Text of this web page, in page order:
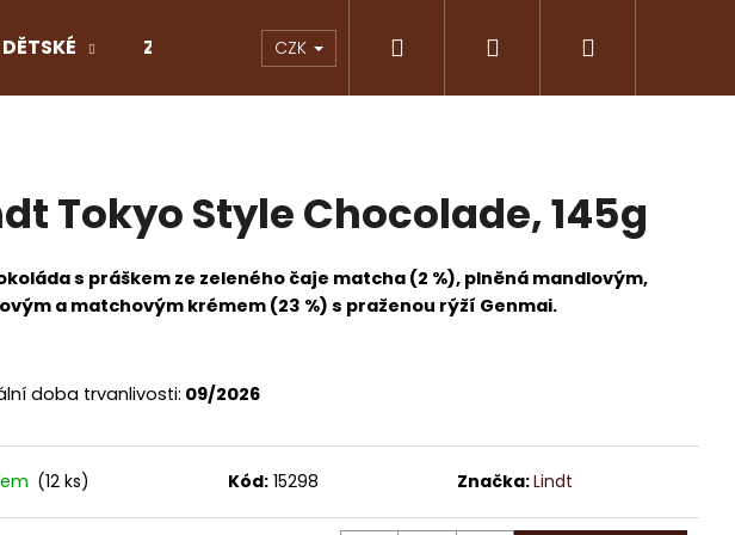
DĚTSKÉ Z LÁSKY ČOKOLÁDY ZNAČKOVÁ KÁVA
CZK Přihlášení
Tokyo Style Chocolade, 145g
s práškem ze zeleného čaje matcha (2 %), plněná mandlovým,
a matchovým krémem (23 %) s praženou rýží Genmai.
doba trvanlivosti: 09/2026
(12 ks) Kód: 15298 Značka:Lindt
HLEDAT